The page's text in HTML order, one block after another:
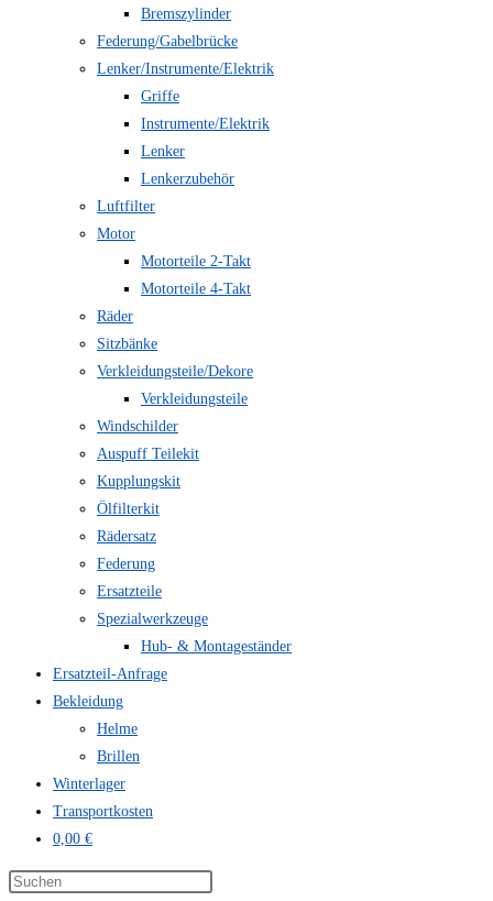
Bremszylinder
Federung/Gabelbrücke
Lenker/Instrumente/Elektrik
Griffe
Instrumente/Elektrik
Lenker
Lenkerzubehör
Luftfilter
Motor
Motorteile 2-Takt
Motorteile 4-Takt
Räder
Sitzbänke
Verkleidungsteile/Dekore
Verkleidungsteile
Windschilder
Auspuff Teilekit
Kupplungskit
Ölfilterkit
Rädersatz
Federung
Ersatzteile
Spezialwerkzeuge
Hub- & Montageständer
Ersatzteil-Anfrage
Bekleidung
Helme
Brillen
Winterlager
Transportkosten
0,00 €